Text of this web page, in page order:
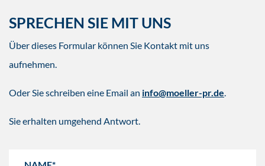
SPRECHEN SIE MIT UNS
Über dieses Formular können Sie Kontakt mit uns
aufnehmen.
Oder Sie schreiben eine Email an info@moeller-pr.de.
Sie erhalten umgehend Antwort.